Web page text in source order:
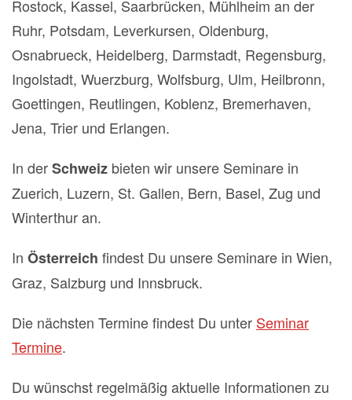
Rostock, Kassel, Saarbrücken, Mühlheim an der
Ruhr, Potsdam, Leverkursen, Oldenburg,
Osnabrueck, Heidelberg, Darmstadt, Regensburg,
Ingolstadt, Wuerzburg, Wolfsburg, Ulm, Heilbronn,
Goettingen, Reutlingen, Koblenz, Bremerhaven,
Jena, Trier und Erlangen.
In derSchweiz bieten wir unsere Seminare in
Zuerich, Luzern, St. Gallen, Bern, Basel, Zug und
Winterthur an.
In Österreich findest Du unsere Seminare in Wien,
Graz, Salzburg und Innsbruck.
Die nächsten Termine findest Du unter Seminar
Termine.
Du wünschst regelmäßig aktuelle Informationen zu